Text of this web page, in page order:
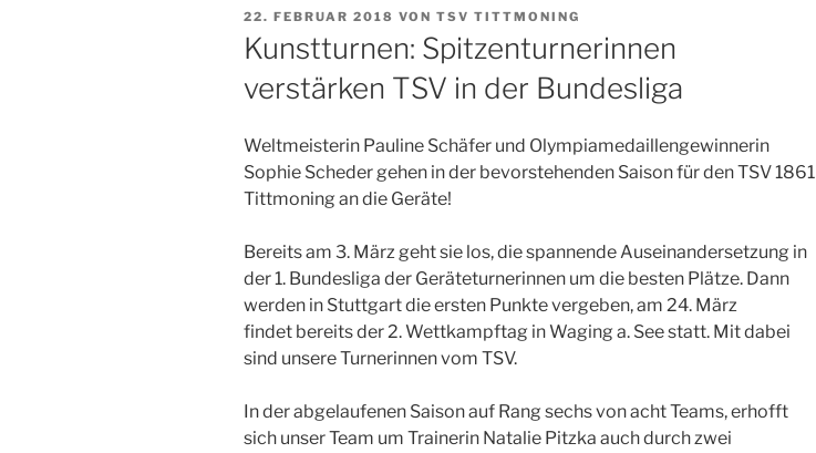
VERÖFFENTLICHT
AM
22. FEBRUAR 2018 VON TSV TITTMONING
Kunstturnen: Spitzenturnerinnen
verstärken TSV in der Bundesliga
Weltmeisterin Pauline Schäfer und Olympiamedaillengewinnerin
Sophie Scheder gehen in der bevorstehenden Saison für den TSV 1861
Tittmoning an die Geräte!
Bereits am 3. März geht sie los, die spannende Auseinandersetzung in
der 1. Bundesliga der Geräteturnerinnen um die besten Plätze. Dann
werden in Stuttgart die ersten Punkte vergeben, am 24. März
findet bereits der 2. Wettkampftag in Waging a. See statt. Mit dabei
sind unsere Turnerinnen vom TSV.
In der abgelaufenen Saison auf Rang sechs von acht Teams, erhofft
sich unser Team um Trainerin Natalie Pitzka auch durch zwei